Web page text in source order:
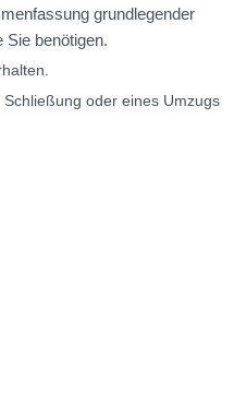
grundlegender
Sie benötigen.
oder eines Umzugs